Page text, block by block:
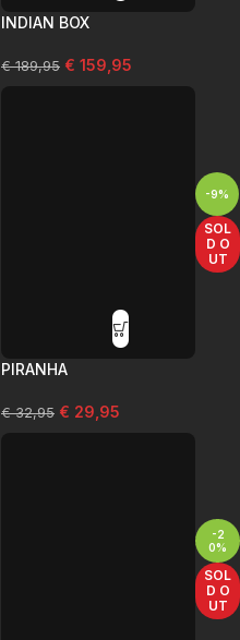
INDIAN BOX
€189,95 € 159,95
-9%
SOL
D O
UT
PIRANHA
€32,95 € 29,95
-2
0%
SOL
D O
UT